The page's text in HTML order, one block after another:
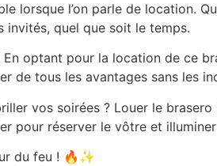
lorsque l’on parle de location.
invités, quel que soit le temps.
optant pour la location de ce
de tous les avantages sans les
vos soirées ? Louer le
pour réserver le vôtre et
du feu ! 🔥✨